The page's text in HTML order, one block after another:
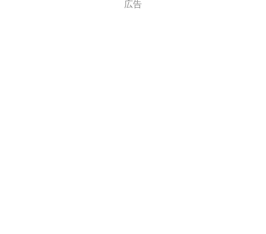
広告